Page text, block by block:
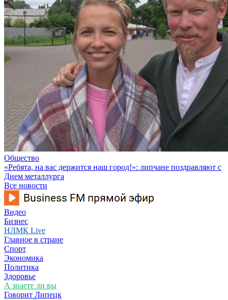
Общество
«Ребята, на вас держится наш город!»: липчане поздравляют с
Днем металлурга
Все новости
Видео
Бизнес
НЛМК Live
Главное в стране
Спорт
Экономика
Политика
Здоровье
А знаете ли вы
Говорит Липецк